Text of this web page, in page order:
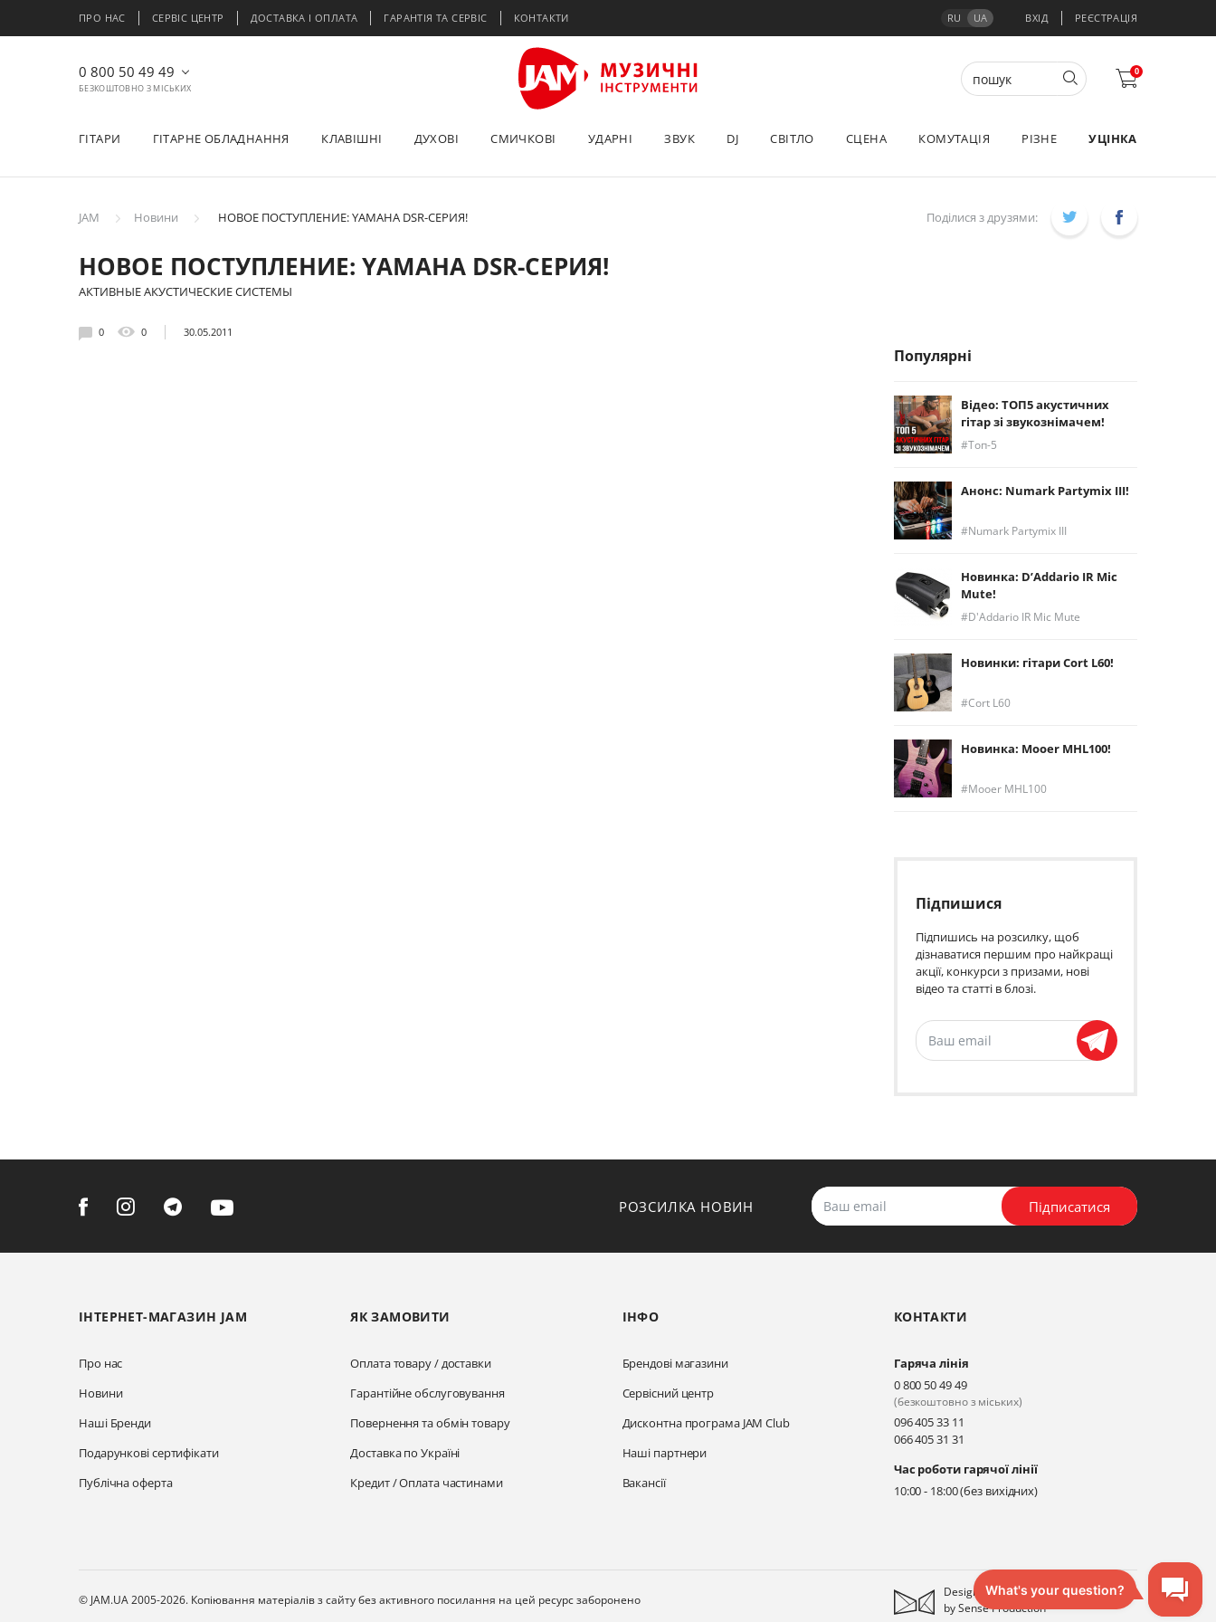
ПРО НАС СЕРВІС ЦЕНТР ДОСТАВКА І ОПЛАТА ГАРАНТІЯ ТА СЕРВІС КОНТАКТИ RU UA ВХІД РЕЄСТРАЦІЯ
0 800 50 49 49
БЕЗКОШТОВНО З МІСЬКИХ
0
ГІТАРИ ГІТАРНЕ ОБЛАДНАННЯ КЛАВІШНІ ДУХОВІ СМИЧКОВІ УДАРНІ ЗВУК DJ СВІТЛО СЦЕНА КОМУТАЦІЯ РІЗНЕ УЦІНКА
JAM Новини НОВОЕ ПОСТУПЛЕНИЕ: YAMAHA DSR-СЕРИЯ!
НОВОЕ ПОСТУПЛЕНИЕ: YAMAHA DSR-СЕРИЯ!
АКТИВНЫЕ АКУСТИЧЕСКИЕ СИСТЕМЫ
0 0 30.05.2011
Поділися з друзями:
Популярні
Відео: ТОП5 акустичних
гітар зі звукознімачем!
Топ-5
Анонс: Numark Partymix III!
Numark Partymix III
Новинка: D’Addario IR Mic
Mute!
D'Addario IR Mic Mute
Новинки: гітари Cort L60!
Cort L60
Новинка: Mooer MHL100!
Mooer MHL100
Підпишися
Підпишись на розсилку, щоб
дізнаватися першим про найкращі
акції, конкурси з призами, нові
відео та статті в блозі.
РОЗСИЛКА НОВИН Підписатися
ІНТЕРНЕТ-МАГАЗИН JAM
Про нас
Новини
Наші Бренди
Подарункові сертифікати
Публічна оферта
ЯК ЗАМОВИТИ
Оплата товару / доставки
Гарантійне обслуговування
Повернення та обмін товару
Доставка по Україні
Кредит / Оплата частинами
ІНФО
Брендові магазини
Сервісний центр
Дисконтна програма JAM Club
Наші партнери
Вакансії
КОНТАКТИ
Гаряча лінія
0 800 50 49 49
(безкоштовно з міських)
096 405 33 11
066 405 31 31
Час роботи гарячої лінії
10:00 - 18:00 (без вихідних)
© JAM.UA 2005-2026. Копіювання матеріалів з сайту без активного посилання на цей ресурс заборонено
Designed
bySense Production